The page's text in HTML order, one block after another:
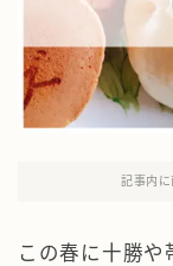
記事内
この春に十勝